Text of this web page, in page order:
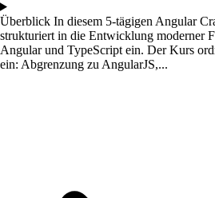
Überblick In diesem 5-tägigen Angular
strukturiert in die Entwicklung moderner
Angular und TypeScript ein. Der Kurs
ein: Abgrenzung zu AngularJS,...